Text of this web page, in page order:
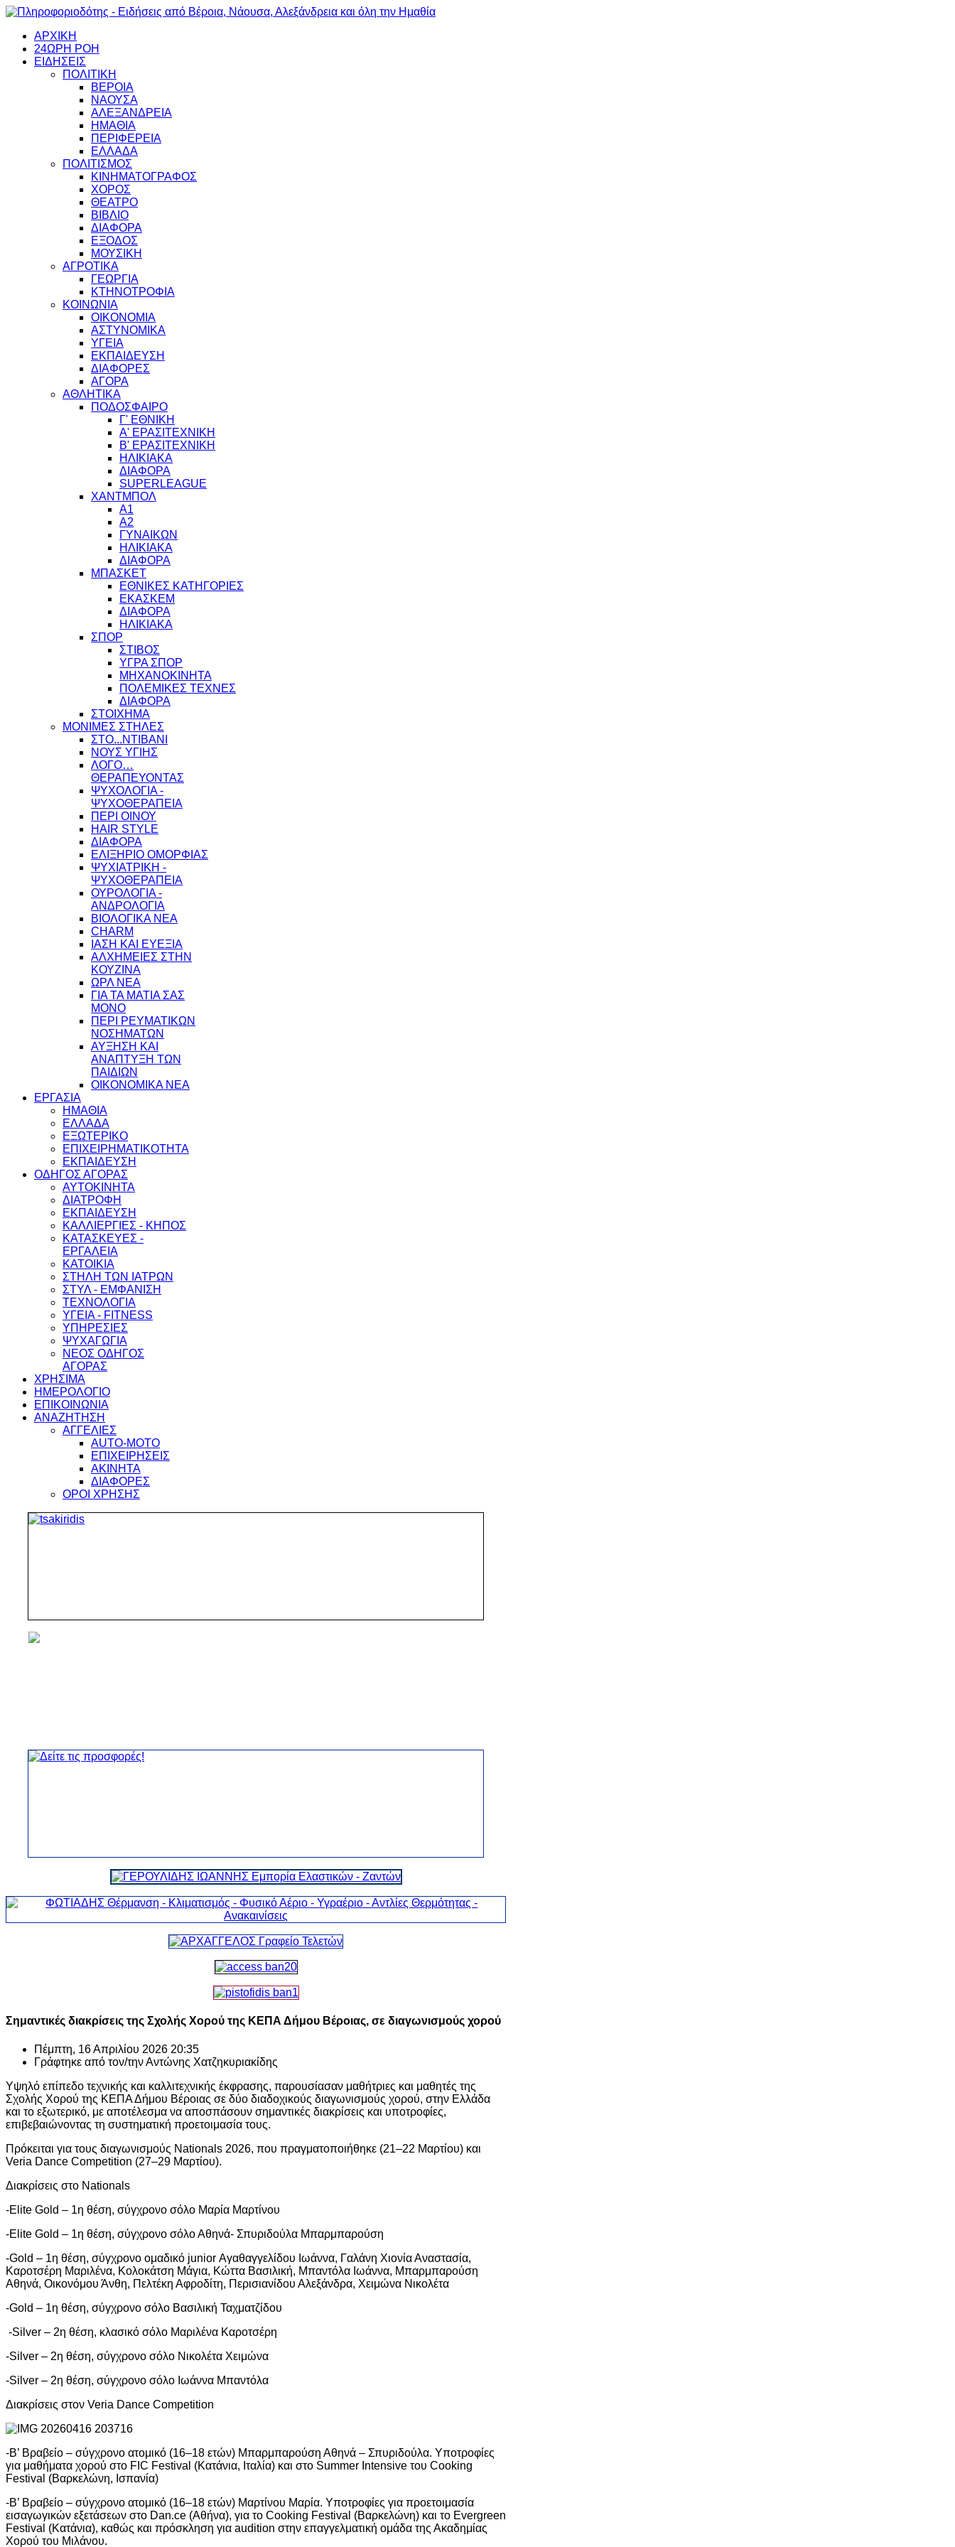
ΑΡΧΙΚΗ
24ΩΡΗ ΡΟΗ
ΕΙΔΗΣΕΙΣ
ΠΟΛΙΤΙΚΗ
ΒΕΡΟΙΑ
ΝΑΟΥΣΑ
ΑΛΕΞΑΝΔΡΕΙΑ
ΗΜΑΘΙΑ
ΠΕΡΙΦΕΡΕΙΑ
ΕΛΛΑΔΑ
ΠΟΛΙΤΙΣΜΟΣ
ΚΙΝΗΜΑΤΟΓΡΑΦΟΣ
ΧΟΡΟΣ
ΘΕΑΤΡΟ
ΒΙΒΛΙΟ
ΔΙΑΦΟΡΑ
ΕΞΟΔΟΣ
ΜΟΥΣΙΚΗ
ΑΓΡΟΤΙΚΑ
ΓΕΩΡΓΙΑ
ΚΤΗΝΟΤΡΟΦΙΑ
ΚΟΙΝΩΝΙΑ
ΟΙΚΟΝΟΜΙΑ
ΑΣΤΥΝΟΜΙΚΑ
ΥΓΕΙΑ
ΕΚΠΑΙΔΕΥΣΗ
ΔΙΑΦΟΡΕΣ
ΑΓΟΡΑ
ΑΘΛΗΤΙΚΑ
ΠΟΔΟΣΦΑΙΡΟ
Γ' ΕΘΝΙΚΗ
Α' ΕΡΑΣΙΤΕΧΝΙΚΗ
Β' ΕΡΑΣΙΤΕΧΝΙΚΗ
ΗΛΙΚΙΑΚΑ
ΔΙΑΦΟΡΑ
SUPERLEAGUE
ΧΑΝΤΜΠΟΛ
Α1
Α2
ΓΥΝΑΙΚΩΝ
ΗΛΙΚΙΑΚΑ
ΔΙΑΦΟΡΑ
ΜΠΑΣΚΕΤ
ΕΘΝΙΚΕΣ ΚΑΤΗΓΟΡΙΕΣ
ΕΚΑΣΚΕΜ
ΔΙΑΦΟΡΑ
ΗΛΙΚΙΑΚΑ
ΣΠΟΡ
ΣΤΙΒΟΣ
ΥΓΡΑ ΣΠΟΡ
ΜΗΧΑΝΟΚΙΝΗΤΑ
ΠΟΛΕΜΙΚΕΣ ΤΕΧΝΕΣ
ΔΙΑΦΟΡΑ
ΣΤΟΙΧΗΜΑ
ΜΟΝΙΜΕΣ ΣΤΗΛΕΣ
ΣΤΟ...ΝΤΙΒΑΝΙ
ΝΟΥΣ ΥΓΙΗΣ
ΛΟΓΟ…
ΘΕΡΑΠΕΥΟΝΤΑΣ
ΨΥΧΟΛΟΓΙΑ -
ΨΥΧΟΘΕΡΑΠΕΙΑ
ΠΕΡΙ ΟΙΝΟΥ
HAIR STYLE
ΔΙΑΦΟΡΑ
ΕΛΙΞΗΡΙΟ ΟΜΟΡΦΙΑΣ
ΨΥΧΙΑΤΡΙΚΗ -
ΨΥΧΟΘΕΡΑΠΕΙΑ
ΟΥΡΟΛΟΓΙΑ -
ΑΝΔΡΟΛΟΓΙΑ
ΒΙΟΛΟΓΙΚΑ ΝΕΑ
CHARM
ΙΑΣΗ ΚΑΙ ΕΥΕΞΙΑ
ΑΛΧΗΜΕΙΕΣ ΣΤΗΝ
ΚΟΥΖΙΝΑ
ΩΡΛ ΝEA
ΓΙΑ ΤΑ ΜΑΤΙΑ ΣΑΣ
ΜΟΝΟ
ΠΕΡΙ ΡΕΥΜΑΤΙΚΩΝ
ΝΟΣΗΜΑΤΩΝ
ΑΥΞΗΣΗ ΚΑΙ
ΑΝΑΠΤΥΞΗ ΤΩΝ
ΠΑΙΔΙΩΝ
ΟΙΚΟΝΟΜΙΚΑ ΝΕΑ
ΕΡΓΑΣΙΑ
ΗΜΑΘΙΑ
ΕΛΛΑΔΑ
ΕΞΩΤΕΡΙΚΟ
ΕΠΙΧΕΙΡΗΜΑΤΙΚΟΤΗΤΑ
ΕΚΠΑΙΔΕΥΣΗ
ΟΔΗΓΟΣ ΑΓΟΡΑΣ
ΑΥΤΟΚΙΝΗΤΑ
ΔΙΑΤΡΟΦΗ
ΕΚΠΑΙΔΕΥΣΗ
ΚΑΛΛΙΕΡΓΙΕΣ - ΚΗΠΟΣ
ΚΑΤΑΣΚΕΥΕΣ -
ΕΡΓΑΛΕΙΑ
ΚΑΤΟΙΚΙΑ
ΣΤΗΛΗ ΤΩΝ ΙΑΤΡΩΝ
ΣΤΥΛ - ΕΜΦΑΝΙΣΗ
ΤΕΧΝΟΛΟΓΙΑ
ΥΓΕΙΑ - FITNESS
ΥΠΗΡΕΣΙΕΣ
ΨΥΧΑΓΩΓΙΑ
ΝΕΟΣ ΟΔΗΓΟΣ
ΑΓΟΡΑΣ
ΧΡΗΣΙΜΑ
ΗΜΕΡΟΛΟΓΙΟ
ΕΠΙΚΟΙΝΩΝΙΑ
ΑΝΑΖΗΤΗΣΗ
ΑΓΓΕΛΙΕΣ
AUTO-MOTO
ΕΠΙΧΕΙΡΗΣΕΙΣ
ΑΚΙΝΗΤΑ
ΔΙΑΦΟΡΕΣ
ΟΡΟΙ ΧΡΗΣΗΣ
Σημαντικές διακρίσεις της Σχολής Χορού της ΚΕΠΑ Δήμου Βέροιας, σε διαγωνισμούς χορού
Πέμπτη, 16 Απριλίου 2026 20:35
Γράφτηκε από τον/τηνΑντώνης Χατζηκυριακίδης
Υψηλό επίπεδο τεχνικής και καλλιτεχνικής έκφρασης, παρουσίασαν μαθήτριες και μαθητές της
Σχολής Χορού της ΚΕΠΑ Δήμου Βέροιας σε δύο διαδοχικούς διαγωνισμούς χορού, στην Ελλάδα
και το εξωτερικό, με αποτέλεσμα να αποσπάσουν σημαντικές διακρίσεις και υποτροφίες,
επιβεβαιώνοντας τη συστηματική προετοιμασία τους.
Πρόκειται για τους διαγωνισμούς Nationals 2026, που πραγματοποιήθηκε (21–22 Μαρτίου) και
Veria Dance Competition (27–29 Μαρτίου).
Διακρίσεις στο Nationals
-Elite Gold – 1η θέση, σύγχρονο σόλο Μαρία Μαρτίνου
-Elite Gold – 1η θέση, σύγχρονο σόλο Αθηνά- Σπυριδούλα Μπαρμπαρούση
-Gold – 1η θέση, σύγχρονο ομαδικό junior Αγαθαγγελίδου Ιωάννα, Γαλάνη Χιονία Αναστασία,
Καροτσέρη Μαριλένα, Κολοκάτση Μάγια, Κώττα Βασιλική, Μπαντόλα Ιωάννα, Μπαρμπαρούση
Αθηνά, Οικονόμου Άνθη, Πελτέκη Αφροδίτη, Περισιανίδου Αλεξάνδρα, Χειμώνα Νικολέτα
-Gold – 1η θέση, σύγχρονο σόλο Βασιλική Ταχματζίδου
-Silver – 2η θέση, κλασικό σόλο Μαριλένα Καροτσέρη
-Silver – 2η θέση, σύγχρονο σόλο Νικολέτα Χειμώνα
-Silver – 2η θέση, σύγχρονο σόλο Ιωάννα Μπαντόλα
Διακρίσεις στον Veria Dance Competition
-Β’ Βραβείο – σύγχρονο ατομικό (16–18 ετών) Μπαρμπαρούση Αθηνά – Σπυριδούλα. Υποτροφίες
για μαθήματα χορού στο FIC Festival (Κατάνια, Ιταλία) και στο Summer Intensive του Cooking
Festival (Βαρκελώνη, Ισπανία)
-Β’ Βραβείο – σύγχρονο ατομικό (16–18 ετών) Μαρτίνου Μαρία. Υποτροφίες για προετοιμασία
εισαγωγικών εξετάσεων στο Dan.ce (Αθήνα), για το Cooking Festival (Βαρκελώνη) και το Evergreen
Festival (Κατάνια), καθώς και πρόσκληση για audition στην επαγγελματική ομάδα της Ακαδημίας
Χορού του Μιλάνου.